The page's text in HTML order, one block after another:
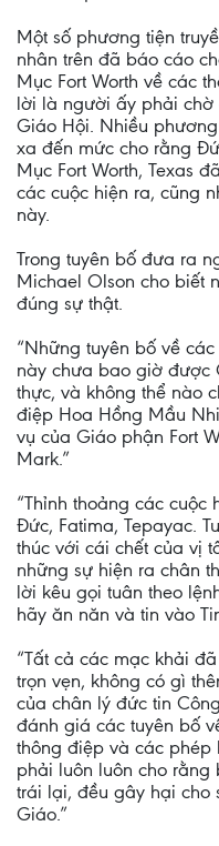
Một số phương tiện
nhân trên đã báo cáo
Mục Fort Worth về các
lời là người ấy phải chờ
Giáo Hội. Nhiều
xa đến mức cho rằng
Mục Fort Worth, Texas
các cuộc hiện ra, cũng
này.
Trong tuyên bố đưa ra
Michael Olson cho biết
đúng sự thật.
“Những tuyên bố về
này chưa bao giờ được
thực, và không thể nào
điệp Hoa Hồng Mầu
vụ của Giáo phận Fort
Mark.”
“Thỉnh thoảng các
Đức, Fatima, Tepayac.
thúc với cái chết của vị
những sự hiện ra chân
lời kêu gọi tuân theo
hãy ăn năn và tin vào
“Tất cả các mạc khải
trọn vẹn, không có gì
của chân lý đức tin
đánh giá các tuyên bố
thông điệp và các phép
phải luôn luôn cho
trái lại, đều gây hại cho
Giáo.”